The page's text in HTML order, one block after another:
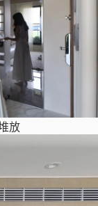
放